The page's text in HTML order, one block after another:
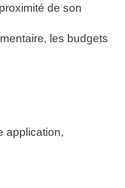
de son
les budgets
application,